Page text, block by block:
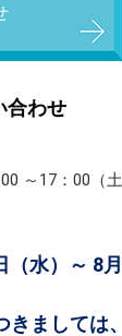
合わせ
～17：00（
水）～ 8月
ましては